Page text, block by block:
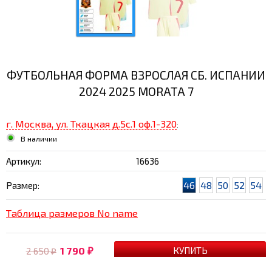
ФУТБОЛЬНАЯ ФОРМА ВЗРОСЛАЯ СБ. ИСПАНИИ
2024 2025 MORATA 7
г. Москва, ул. Ткацкая д.5с.1 оф.1-320:
В наличии
Артикул: 16636
Размер: 46 48 50 52 54
Таблица размеров No name
2 650₽ 1 790 ₽